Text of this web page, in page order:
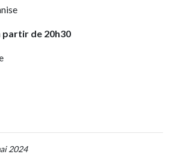
partir de 20h30
2024